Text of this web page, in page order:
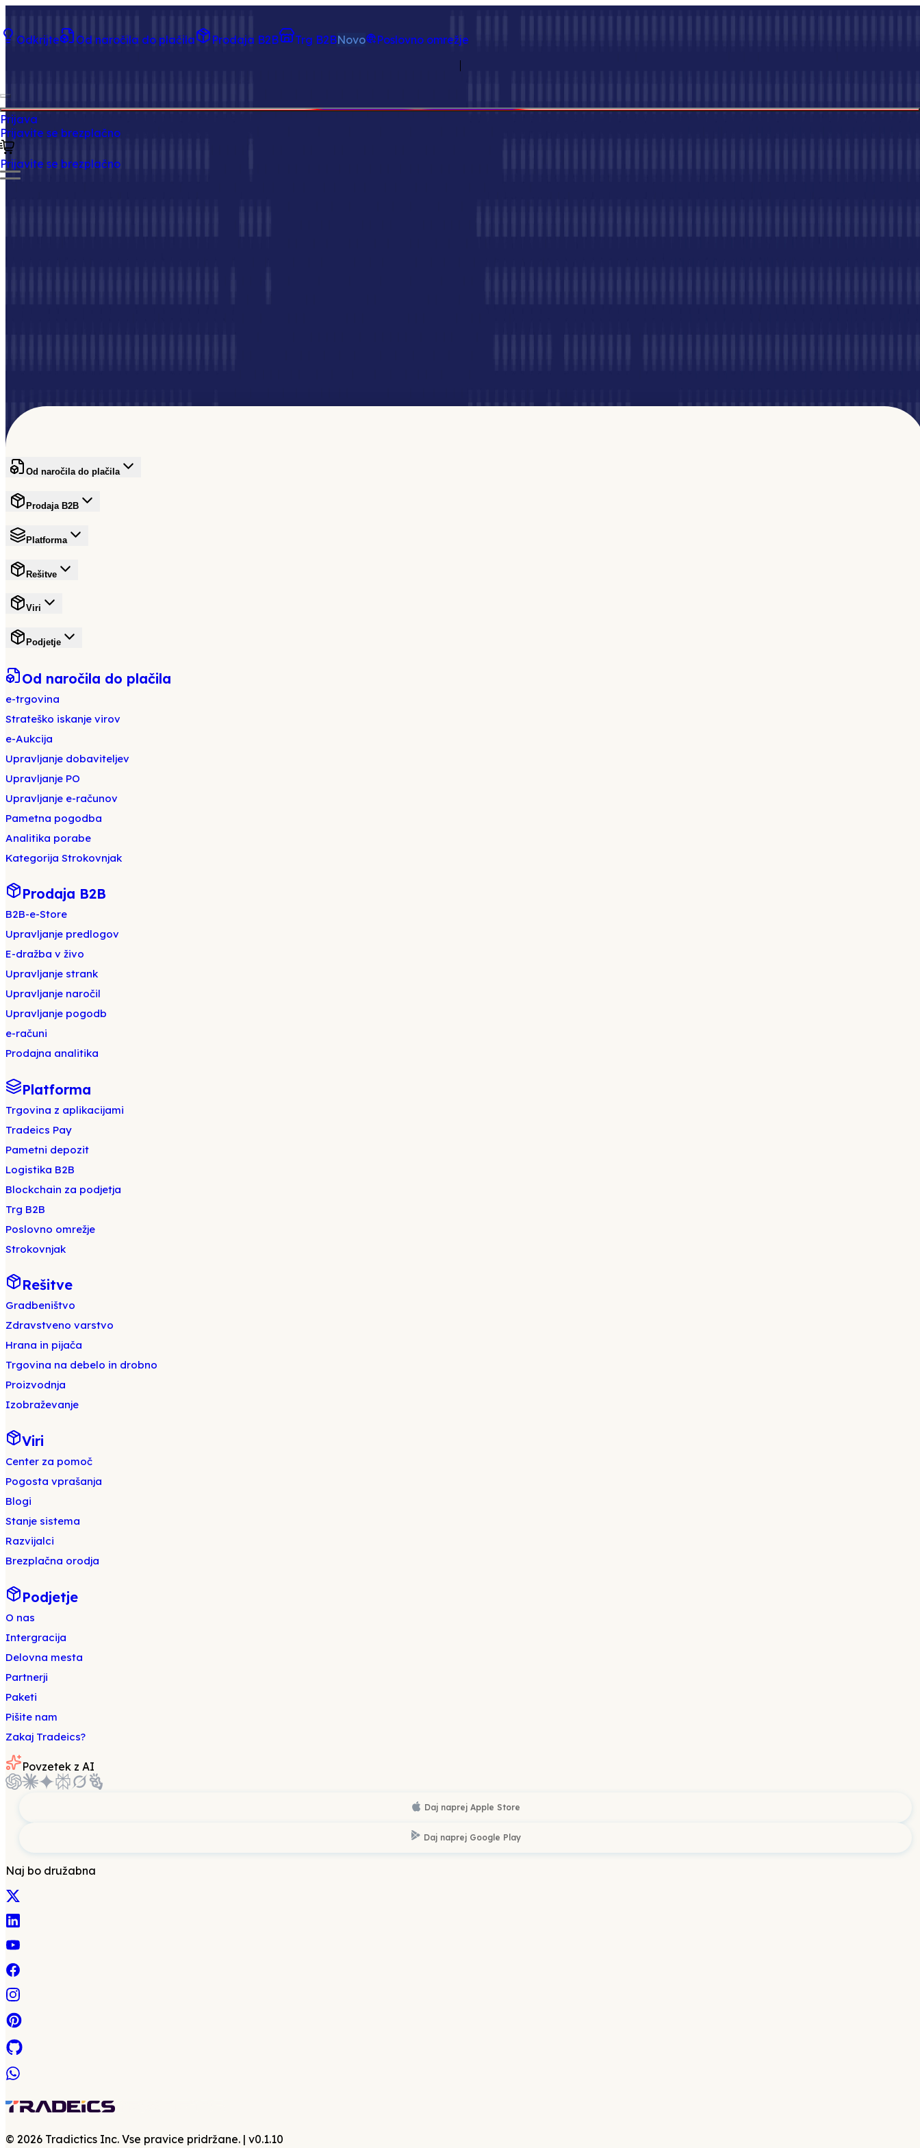
Odkrijte Od naročila do plačila Prodaja B2B Trg B2BNovo Poslovno omrežje
Prijava
Prijavite se brezplačno
Prijavite se brezplačno
Summarize this page with AI
Tradeics Enterprise Blockchain je digitalna hrbtenica platforme—zagotavlja varen, proti posegom odporen in preverljiv zapis vsake transakcije, pogodbe, naročila, podatkov in
Od naročila do plačila
Prodaja B2B
Platforma
Rešitve
Viri
Podjetje
Od naročila do plačila
e-trgovina
Strateško iskanje virov
e-Aukcija
Upravljanje dobaviteljev
Upravljanje PO
Upravljanje e-računov
Pametna pogodba
Analitika porabe
Kategorija Strokovnjak
Prodaja B2B
B2B-e-Store
Upravljanje predlogov
E-dražba v živo
Upravljanje strank
Upravljanje naročil
Upravljanje pogodb
e-računi
Prodajna analitika
Platforma
Trgovina z aplikacijami
Tradeics Pay
Pametni depozit
Logistika B2B
Blockchain za podjetja
Trg B2B
Poslovno omrežje
Strokovnjak
Rešitve
Gradbeništvo
Zdravstveno varstvo
Hrana in pijača
Trgovina na debelo in drobno
Proizvodnja
Izobraževanje
Viri
Center za pomoč
Pogosta vprašanja
Blogi
Stanje sistema
Razvijalci
Brezplačna orodja
Podjetje
O nas
Intergracija
Delovna mesta
Partnerji
Paketi
Pišite nam
Zakaj Tradeics?
Povzetek z AI
Daj naprej Apple Store
Daj naprej Google Play
Naj bo družabna
© 2026 Tradictics Inc. Vse pravice pridržane. | v0.1.10